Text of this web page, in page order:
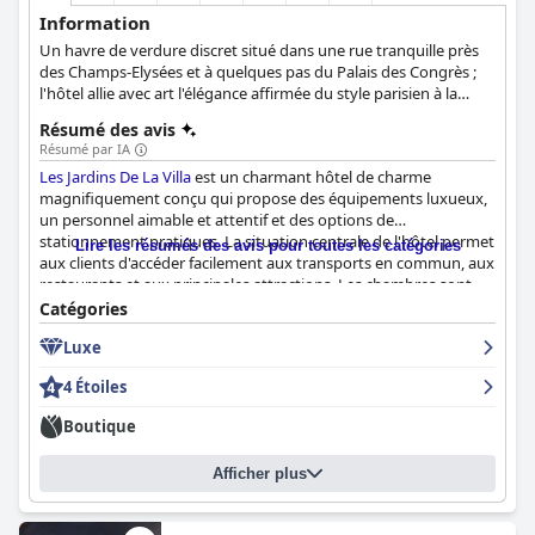
Information
Un havre de verdure discret situé dans une rue tranquille près
des Champs-Elysées et à quelques pas du Palais des Congrès ;
l'hôtel allie avec art l'élégance affirmée du style parisien à la
Résumé des avis
Résumé par IA
Les Jardins De La Villaest un charmant hôtel de charme
magnifiquement conçu qui propose des équipements luxueux,
un personnel aimable et attentif et des options de
stationnement pratiques. La situation centrale de l'hôtel permet
aux clients d'accéder facilement aux transports en commun, aux
restaurants et aux principales attractions. Les chambres sont
spacieuses, propres et bien équipées, avec des lits confortables
et une décoration contemporaine attrayante. Le spa et les
installations de remise en forme de l'hôtel permettent aux
clients de se détendre et de se ressourcer. Le petit déjeuner est
délicieux, bien que certains clients l'aient trouvé assez cher.
Malgré quelques problèmes mineurs, l'hôtel conserve sa
réputation impeccable et les clients le recommandent vivement
pour un séjour court ou long à Paris. Bien que certains clients
remettent en question le classement quatre étoiles de l'hôtel, la
plupart d'entre eux ont eu une expérience positive qui
correspond à leurs attentes d'un hôtel luxueux et chic.
Lire les résumés des avis pour toutes les catégories
Catégories
Luxe
4 Étoiles
Boutique
Afficher plus